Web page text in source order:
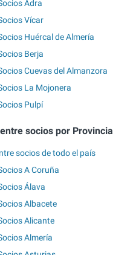
Adra
Vícar
Huércal de Almería
Berja
Cuevas del Almanzora
La Mojonera
Pulpí
socios por Provincia
socios de todo el país
A Coruña
Álava
Albacete
Alicante
Almería